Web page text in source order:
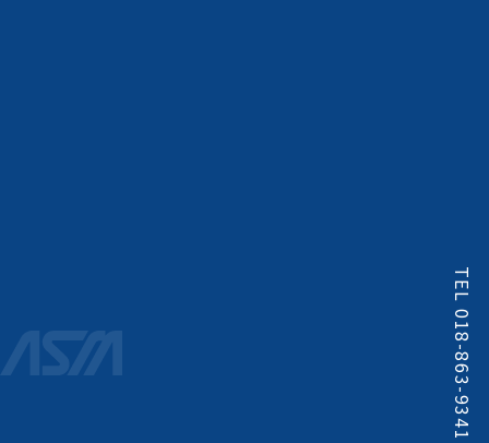
TEL 018-863-9341